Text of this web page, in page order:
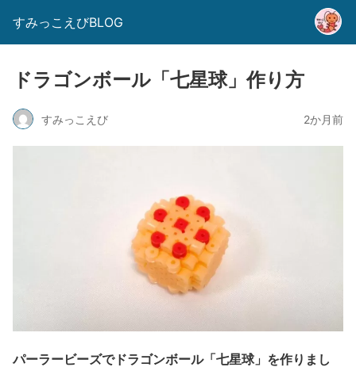
すみっこえびBLOG
ドラゴンボール「七星球」作り方
すみっこえび 2か月前
パーラービーズでドラゴンボール「七星球」を作りまし